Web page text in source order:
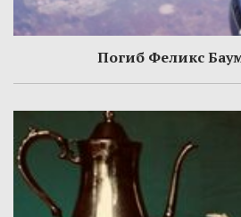
Погиб Феликс